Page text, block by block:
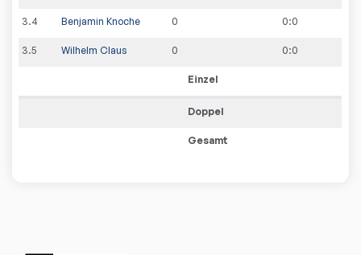
3.4 Benjamin Knoche 0 0:0
3.5 Wilhelm Claus 0 0:0
Einzel
Doppel
Gesamt